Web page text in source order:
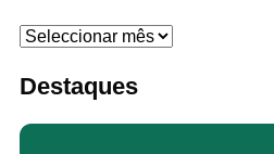
Arquivo
Destaques